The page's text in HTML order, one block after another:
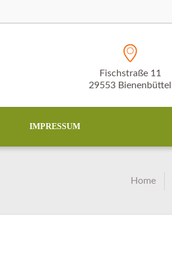
Fischstraße 11
29553 Bienenbüttel
IMPRESSUM
Home